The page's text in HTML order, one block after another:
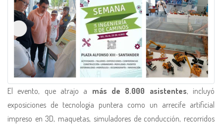
El evento, que atrajo a más de 8.000 asistentes, incluyó
exposiciones de tecnología puntera como un arrecife artificial
impreso en 3D, maquetas, simuladores de conducción, recorridos